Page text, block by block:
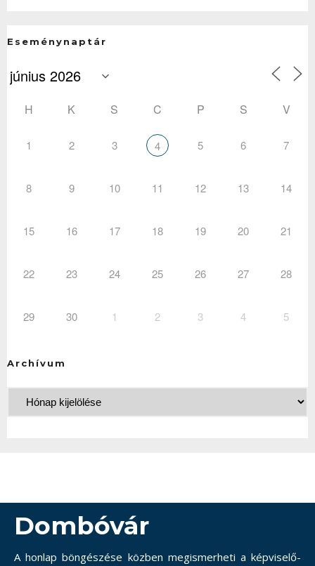
Eseménynaptár
H K S C P S V
1 2 3 4 5 6 7
8 9 10 11 12 13 14
15 16 17 18 19 20 21
22 23 24 25 26 27 28
29 30 1 2 3 4 5
Archívum
Dombóvár
A honlap böngészése közben megismerheti a képviselő-